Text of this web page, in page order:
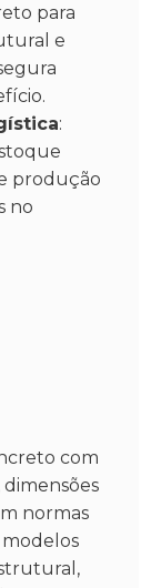
para
e
:
produção
no
com
normas